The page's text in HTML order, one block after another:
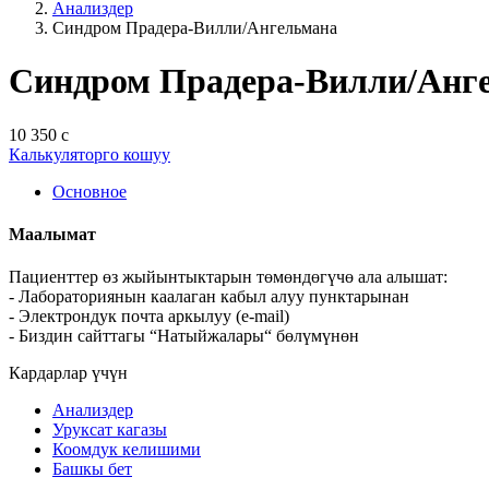
Анализдер
Синдром Прадера-Вилли/Ангельмана
Синдром Прадера-Вилли/
10 350 с
Калькуляторго кошуу
Основное
Маалымат
Пациенттер өз жыйынтыктарын төмөндөгүчө ала алышат:
- Лабораториянын каалаган кабыл алуу пунктарынан
- Электрондук почта аркылуу (e-mail)
- Биздин сайттагы “Натыйжалары“ бөлүмүнөн
Кардарлар үчүн
Анализдер
Уруксат кагазы
Коомдук келишими
Башкы бет